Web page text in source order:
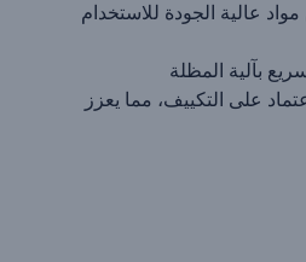
عالية الجودة للاستخدام
بآلية المظلة
على التكييف، مما يعزز